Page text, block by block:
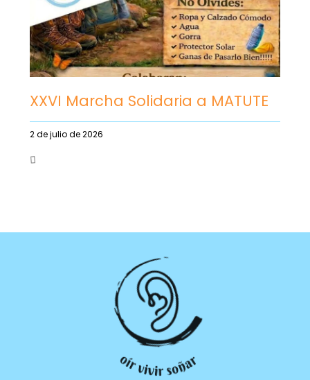
XXVI Marcha Solidaria a MATUTE
2 de julio de 2026